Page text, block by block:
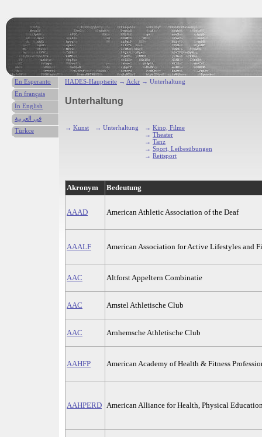
HADES-Hauptseite → Ackr → Unterhaltung
Unterhaltung
→ Kunst → Unterhaltung → Kino, Filme
→ Theater
→ Tanz
→ Sport, Leibesübungen
→ Reitsport
Akronym Bedeutung
AAAD American Athletic Association of the Deaf
AAALF American Association for Active Lifestyles and
AAC Altforst Appeltern Combinatie
AAC Amstel Athletische Club
AAC Arnhemsche Athletische Club
AAHFP American Academy of Health & Fitness
AAHPERD American Alliance for Health, Physical
En Esperanto
En français
In English
في العربية
Türkce